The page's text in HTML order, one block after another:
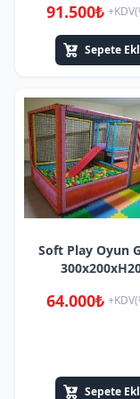
91.500₺
Sepete
Soft Play Oyun
64.000₺
Sepete